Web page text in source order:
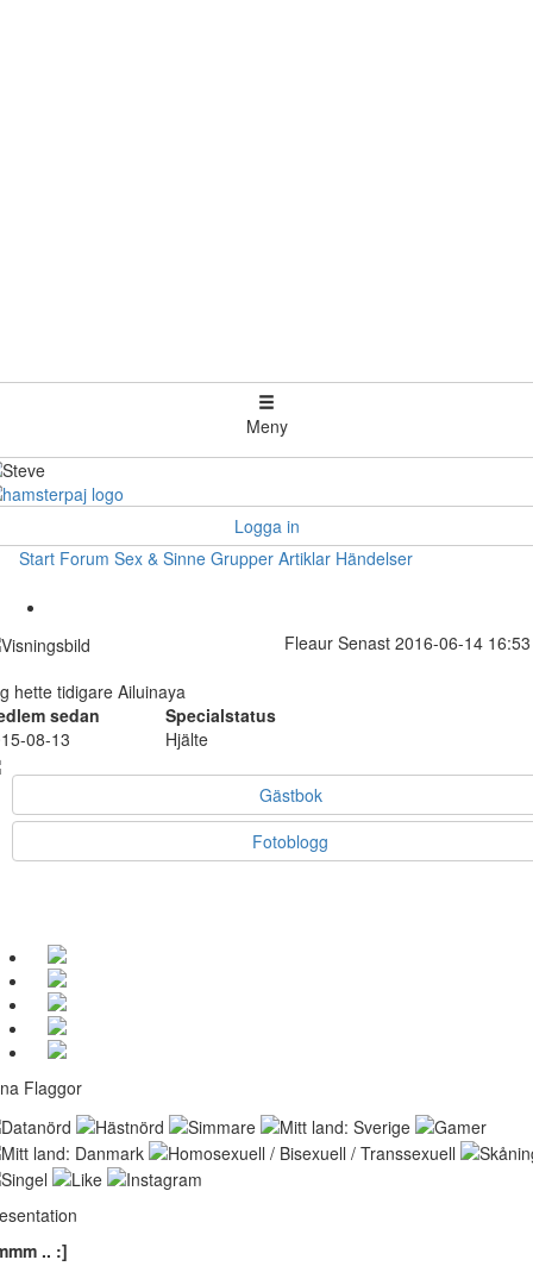
Meny
Logga in
Start Forum Sex & Sinne Grupper Artiklar Händelser
Fleaur Senast 2016-06-14 16:53
hette tidigare Ailuinaya
sedan
Specialstatus
08-13
Hjälte
Gästbok
Fotoblogg
Flaggor
.. :]